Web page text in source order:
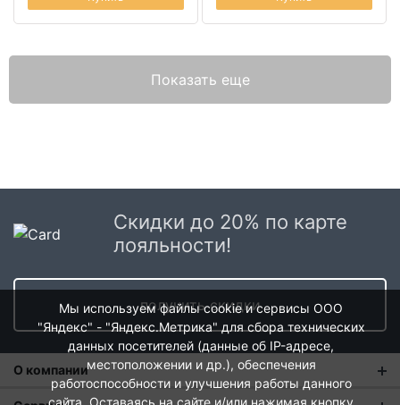
Показать еще
Скидки до 20% по карте
лояльности!
получить скидки
О компании
О нас
Мы используем файлы cookie и сервисы ООО
"Яндекс" - "Яндекс.Метрика" для сбора технических
данных посетителей (данные об IP-адресе,
местоположении и др.), обеспечения
работоспособности и улучшения работы данного
сайта. Оставаясь на сайте и/или нажимая кнопку